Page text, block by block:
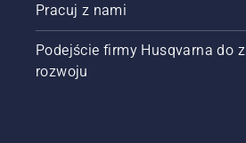
Pracuj z nami
Podejście firmy Husqvarna do
rozwoju